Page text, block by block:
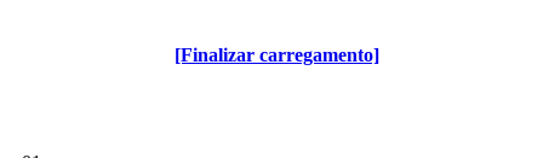
[Finalizar carregamento]
Algumas vantagens para associados